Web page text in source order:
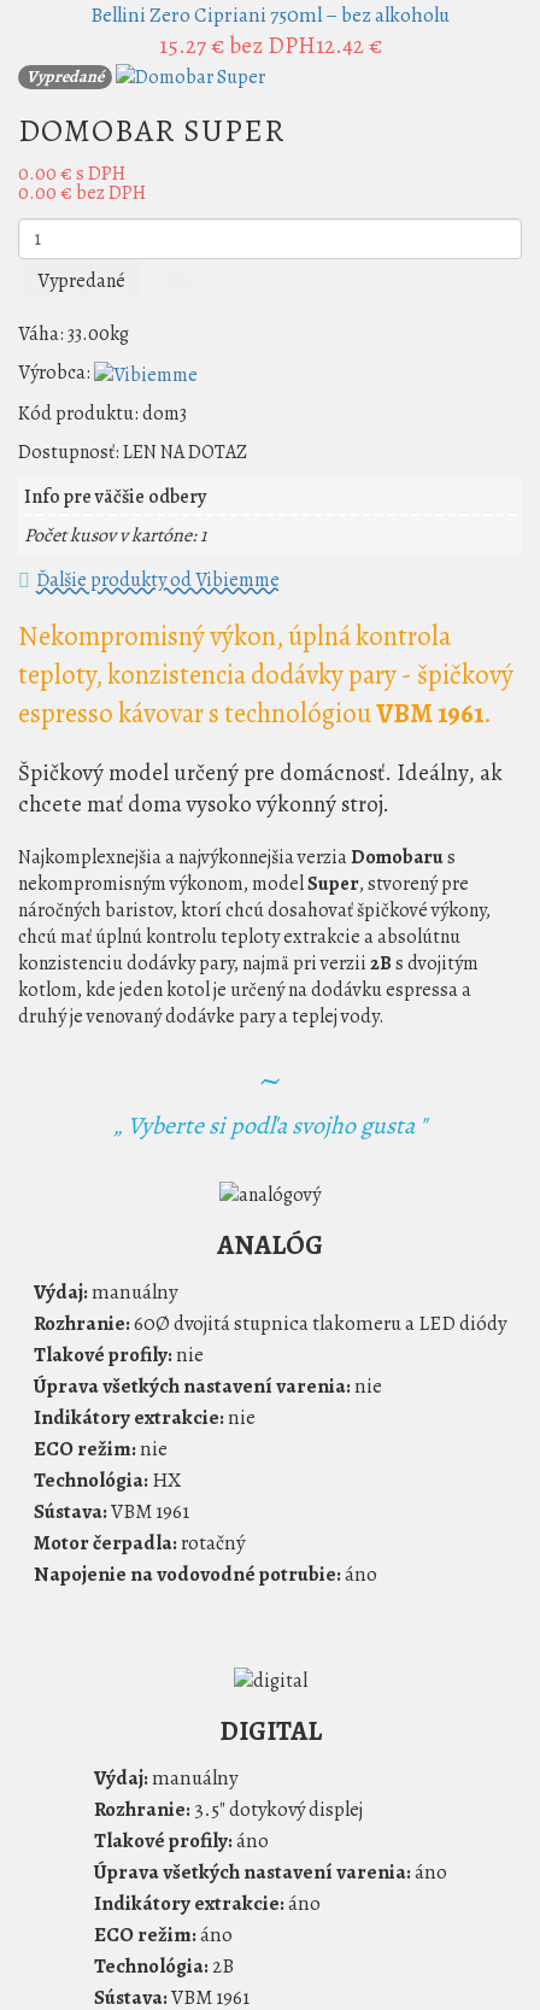
Bellini Zero Cipriani 750ml – bez alkoholu
15.27 € bez DPH12.42 €
Vypredané
DOMOBAR SUPER
0.00 €s DPH
0.00 € bez DPH
Vypredané
Váha:33.00kg
Výrobca:
Kód produktu:dom3
Dostupnosť:LEN NA DOTAZ
Info pre väčšie odbery
Počet kusov v kartóne: 1
Ďalšie produkty od Vibiemme
Nekompromisný výkon, úplná kontrola
teploty, konzistencia dodávky pary - špičkový
espresso kávovar s technológiouVBM 1961.
Špičkový model určený pre domácnosť. Ideálny, ak
chcete mať doma vysoko výkonný stroj.
Najkomplexnejšia a najvýkonnejšia verziaDomobarus
nekompromisným výkonom, modelSuper, stvorený pre
náročných baristov, ktorí chcú dosahovať špičkové výkony,
chcú mať úplnú kontrolu teploty extrakcie a absolútnu
konzistenciu dodávky pary, najmä pri verzii2Bs dvojitým
kotlom, kde jeden kotol je určený na dodávku espressa a
druhý je venovaný dodávke pary a teplej vody.
~
„ Vyberte si podľa svojho gusta "
ANALÓG
Výdaj:manuálny
Rozhranie:60Ø dvojitá stupnica tlakomeru a LED diódy
Tlakové profily:nie
Úprava všetkých nastavení varenia:nie
Indikátory extrakcie:nie
ECO režim:nie
Technológia:HX
Sústava:VBM 1961
Motor čerpadla:rotačný
Napojenie na vodovodné potrubie:áno
DIGITAL
Výdaj:manuálny
Rozhranie:3.5" dotykový displej
Tlakové profily:áno
Úprava všetkých nastavení varenia:áno
Indikátory extrakcie:áno
ECO režim:áno
Technológia:2B
Sústava:VBM 1961